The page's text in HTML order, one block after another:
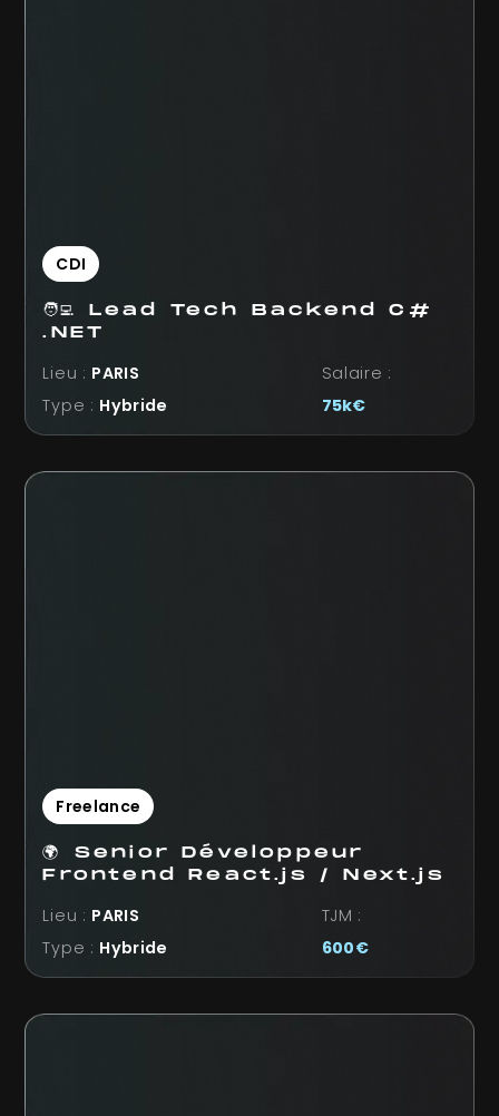
CDI
🧑‍💻 Lead Tech Backend C#
.NET
Lieu : PARIS
Type : Hybride
Salaire :
75k€
Freelance
🌍 Senior Développeur
Frontend React.js / Next.js
Lieu : PARIS
Type : Hybride
TJM :
600€